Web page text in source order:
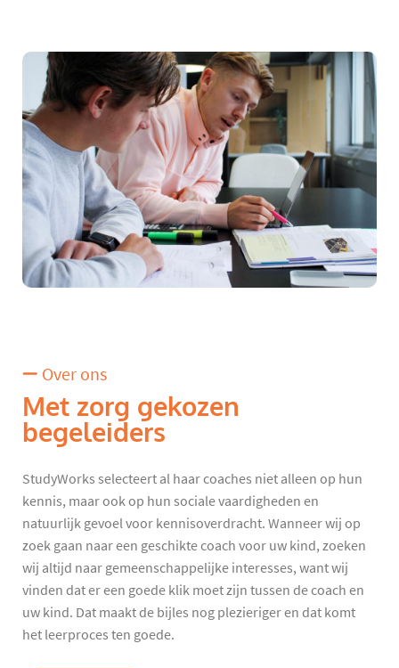
Over ons
Met zorg gekozen
begeleiders
StudyWorks selecteert al haar coaches niet alleen op hun
kennis, maar ook op hun sociale vaardigheden en
natuurlijk gevoel voor kennisoverdracht. Wanneer wij op
zoek gaan naar een geschikte coach voor uw kind, zoeken
wij altijd naar gemeenschappelijke interesses, want wij
vinden dat er een goede klik moet zijn tussen de coach en
uw kind. Dat maakt de bijles nog plezieriger en dat komt
het leerproces ten goede.